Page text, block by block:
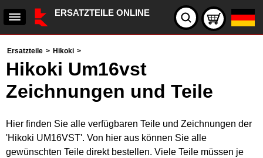
ERSATZTEILE ONLINE
Ersatzteile > Hikoki >
Hikoki Um16vst
Zeichnungen und Teile
Hier finden Sie alle verfügbaren Teile und Zeichnungen der
'Hikoki UM16VST'. Von hier aus können Sie alle
gewünschten Teile direkt bestellen. Viele Teile müssen je